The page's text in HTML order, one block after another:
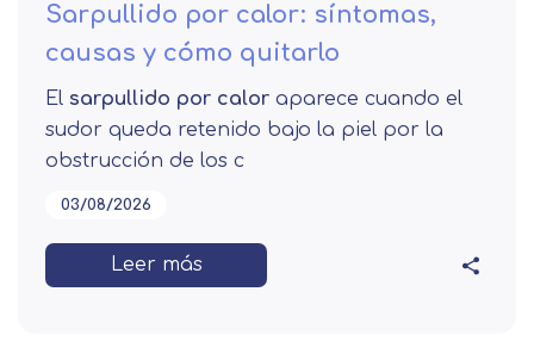
Sarpullido por calor: síntomas,
causas y cómo quitarlo
El sarpullido por calor aparece cuando el
sudor queda retenido bajo la piel por la
obstrucción de los c
03/08/2026
Leer más